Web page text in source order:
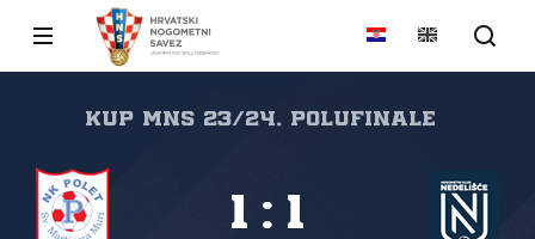
KUP MNS 23/24, Polufinale
1 : 1